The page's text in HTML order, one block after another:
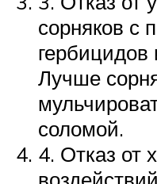
сорняков с
гербицидов
Лучше
соломой.
4. Отказ от